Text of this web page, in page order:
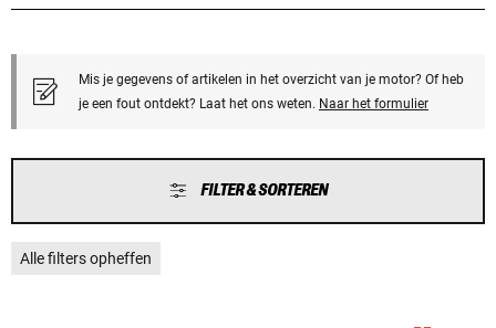
Mis je gegevens of artikelen in het overzicht van je motor? Of heb
je een fout ontdekt? Laat het ons weten. Naar het formulier
FILTER & SORTEREN
Alle filters opheffen